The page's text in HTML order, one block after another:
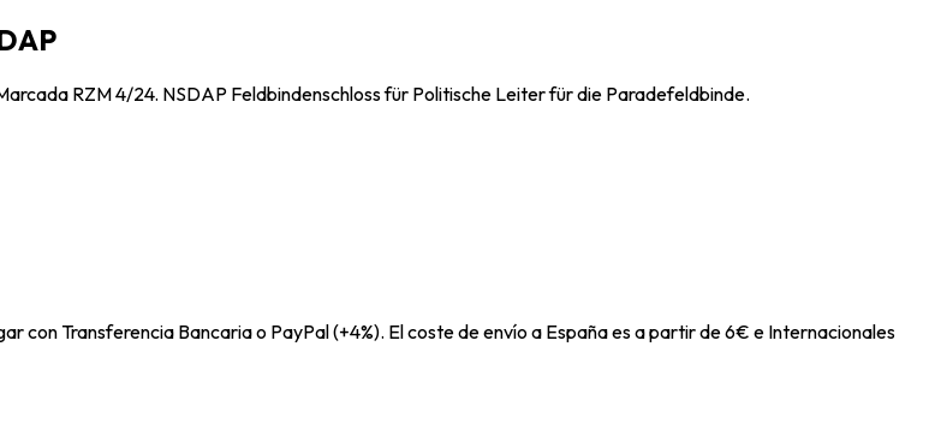
RZM 4/24. NSDAP Feldbindenschloss für Politische Leiter für die Paradefeldbinde.
con Transferencia Bancaria o PayPal (+4%). El coste de envío a España es a partir de 6€ e Internacionales